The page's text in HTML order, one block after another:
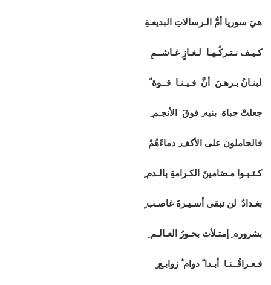
هيَ سوريا أمُّ الـرسالاتِ البديعـةِ
كـيـف نـتـركُـهـا لـغـازٍ غـاشــمِ
لبنـانُ بـرهـنَ أنَّ فـيـنـا قــوة ٌ
جعلتْ جباهَ بنيه ِ فوقَ الأنجـم ِ
فالحاملون على الأكف ِ دماءَهُمْ
كـتـبـوا مـضامينَ الكـرامةِ بالـدم ِ
بغـدادُ لن تبقى أسـيـرةَ غاصـب ٍ
بشروره ِ إمتـلأت بحـورُ العـالـم ِ
فـعـراقُــنـا أبـدا ً دوام ُ زوابـع ٍ